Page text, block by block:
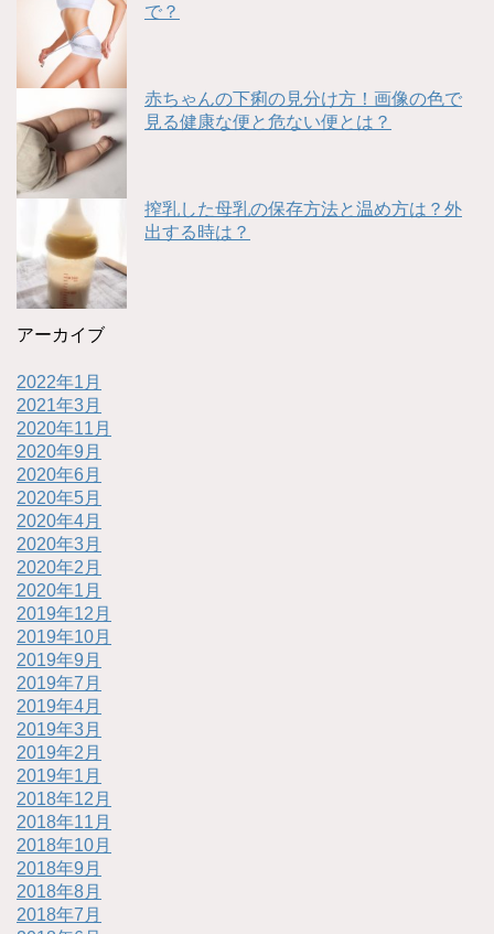
で？
赤ちゃんの下痢の見分け方！画像の色で
見る健康な便と危ない便とは？
搾乳した母乳の保存方法と温め方は？外
出する時は？
アーカイブ
2022年1月
2021年3月
2020年11月
2020年9月
2020年6月
2020年5月
2020年4月
2020年3月
2020年2月
2020年1月
2019年12月
2019年10月
2019年9月
2019年7月
2019年4月
2019年3月
2019年2月
2019年1月
2018年12月
2018年11月
2018年10月
2018年9月
2018年8月
2018年7月